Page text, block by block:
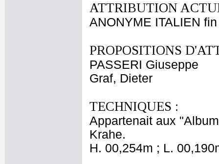
ATTRIBUTION
ANONYME ITALIEN
PROPOSITIONS
PASSERI Giuseppe
Graf, Dieter
TECHNIQUES :
Appartenait aux
Krahe.
H. 00,254m ; L.